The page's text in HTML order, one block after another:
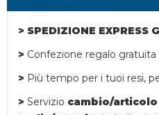
> SPEDIZIONE EXPRESS
> Confezione regalo gratuita
> Più tempo per i tuoi resi,
> Servizio cambio/articolo